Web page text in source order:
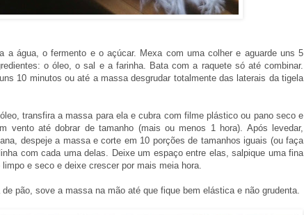
a água, o fermento e o açúcar. Mexa com uma colher e aguarde uns 5
o óleo, o sal e a farinha. Bata com a raquete só até combinar.
10 minutos ou até a massa desgrudar totalmente das laterais da tigela
transfira a massa para ela e cubra com filme plástico ou pano seco e
vento até dobrar de tamanho (mais ou menos 1 hora). Após levedar,
despeje a massa e corte em 10 porções de tamanhos iguais (ou faça
com cada uma delas. Deixe um espaço entre elas, salpique uma fina
e seco e deixe crescer por mais meia hora.
pão, sove a massa na mão até que fique bem elástica e não grudenta.